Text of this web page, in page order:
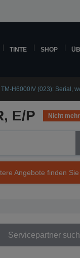
TINTE SHOP
TM-H6000IV (023): Serial,
E/P Nicht
Angebote finden Sie
Servicepartner